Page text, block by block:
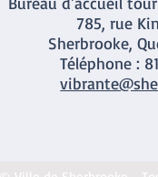
785, rue
Sherbrooke,
Téléphone :